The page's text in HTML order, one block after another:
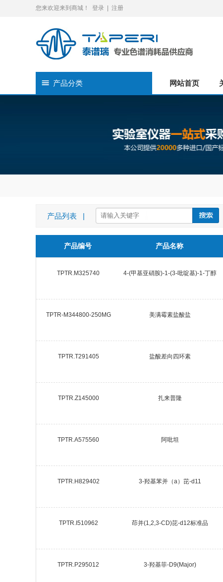
您来欢迎来到商城！ 登录 注册
网站首页
产品分类
产品列表 |
产品编号 产品名称
TPTR.M325740 4-(甲基亚硝胺)-1-(3-吡啶基)-1-丁醇
TPTR-M344800-250MG 美满霉素盐酸盐
TPTR.T291405 盐酸差向四环素
TPTR.Z145000 扎来普隆
TPTR.A575560 阿吡坦
TPTR.H829402 3-羟基苯并（a）芘-d11
TPTR.I510962 茚并(1,2,3-CD)芘-d12标准品
TPTR.P295012 3-羟基菲-D9(Major)